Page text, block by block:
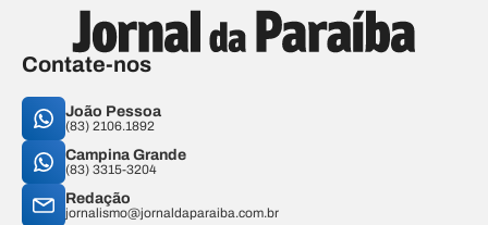
Contate-nos
João Pessoa
(83) 2106.1892
Campina Grande
(83) 3315-3204
Redação
jornalismo@jornaldaparaiba.com.br